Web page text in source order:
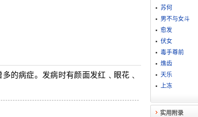
的病症。发病时有颜面发红﹑眼花﹑
苏何
男不与女斗
愈发
伏女
毒手尊前
燋齿
天乐
上冻
实用附录